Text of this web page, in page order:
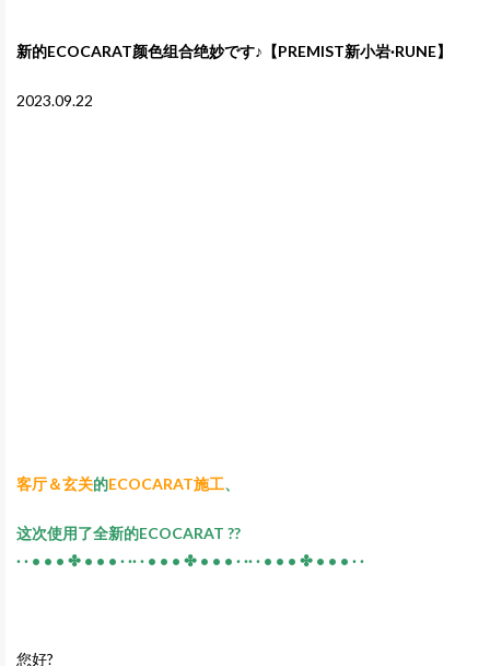
新的ECOCARAT颜色组合绝妙です♪【PREMIST新小岩·RUNE】
2023.09.22
客厅＆玄关的ECOCARAT施工、
这次使用了全新的ECOCARAT ??
· · • • • ✤ • • • · ·· · • • • ✤ • • • · ·· · • • • ✤ • • • · ·
您好?